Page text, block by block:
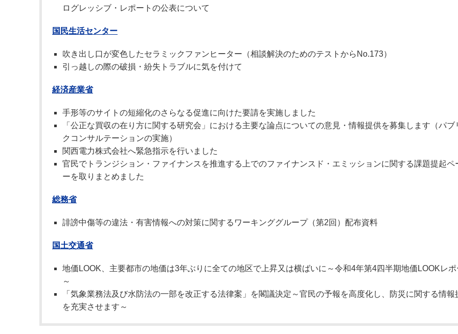
ログレッシブ・レポートの公表について
国民生活センター
吹き出し口が変色したセラミックファンヒーター（相談解決のためのテストからNo.173）
引っ越しの際の破損・紛失トラブルに気を付けて
経済産業省
手形等のサイトの短縮化のさらなる促進に向けた要請を実施しました
「公正な買収の在り方に関する研究会」における主要な論点についての意見・情報提供を募集します（パブ
クコンサルテーションの実施）
関西電力株式会社へ緊急指示を行いました
官民でトランジション・ファイナンスを推進する上でのファイナンスド・エミッションに関する課題提起ペ
ーを取りまとめました
総務省
誹謗中傷等の違法・有害情報への対策に関するワーキンググループ（第2回）配布資料
国土交通省
地価LOOK、主要都市の地価は3年ぶりに全ての地区で上昇又は横ばいに～令和4年第4四半期地価LOOKレポ
～
「気象業務法及び水防法の一部を改正する法律案」を閣議決定～官民の予報を高度化し、防災に関する情報
を充実させます～